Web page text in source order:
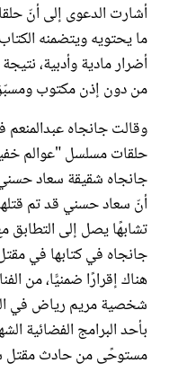
أشارت الدعوى إلى أنّ
ما يحتويه ويتضمنه
أضرار مادية وأدبية،
من دون إذن مكتوب
وقالت جانجاه عبدالمنعم
حلقات مسلسل "عوالم
جانجاه شقيقة سعاد
أنّ سعاد حسني قد تم
تشابهًا يصل إلى التطابق
جانجاه في كتابها في
هناك إقرارًا ضمنيًّا، من
شخصية مريم رياض في
بأحد البرامج الفضائية
مستوحًى من حادث مقتل